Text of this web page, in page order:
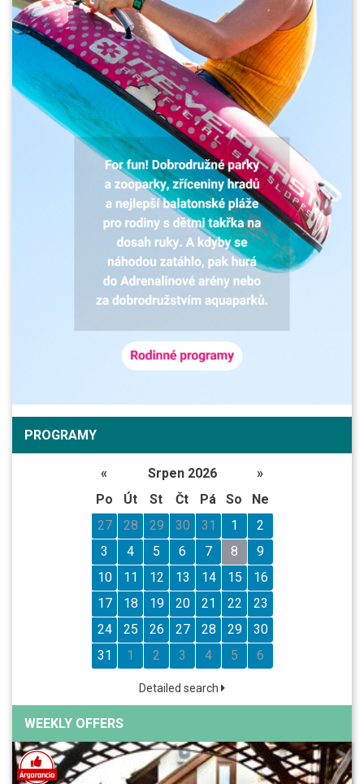
PROGRAMY
« Srpen 2026
»
Po
Út St Čt Pá So
Ne
27
28 29 30 31 1
2
3
4 5 6 7 8
9
10
11 12 13 14 15
16
17
18 19 20 21 22
23
24
25 26 27 28 29
30
31
1 2 3 4 5 6
Detailed search
WEEKLY OFFERS